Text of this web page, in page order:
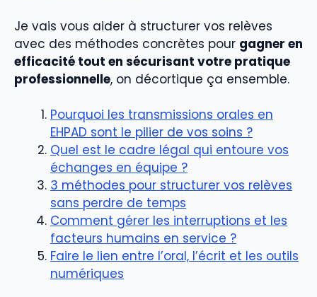
Je vais vous aider à structurer vos relèves
avec des méthodes concrètes pour gagner en
efficacité tout en sécurisant votre pratique
professionnelle, on décortique ça ensemble.
Pourquoi les transmissions orales en
EHPAD sont le pilier de vos soins ?
Quel est le cadre légal qui entoure vos
échanges en équipe ?
3 méthodes pour structurer vos relèves
sans perdre de temps
Comment gérer les interruptions et les
facteurs humains en service ?
Faire le lien entre l’oral, l’écrit et les outils
numériques